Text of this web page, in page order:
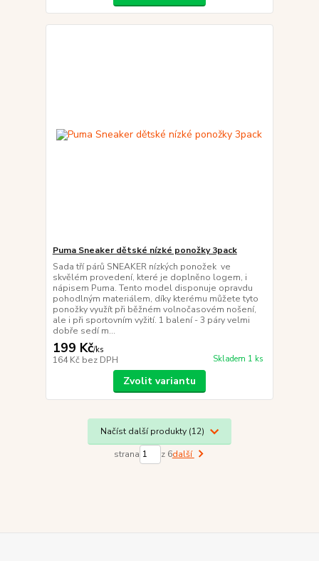
Puma Sneaker dětské nízké ponožky 3pack
Sada tří párů SNEAKER nízkých ponožek ve
skvělém provedení, které je doplněno logem, i
nápisem Puma. Tento model disponuje opravdu
pohodlným materiálem, díky kterému můžete tyto
ponožky využít při běžném volnočasovém nošení,
ale i při sportovním vyžití. 1 balení - 3 páry velmi
dobře sedí m...
199 Kč/ks
164 Kč bez DPH Skladem 1 ks
Zvolit variantu
Načíst další produkty (12)
strana z 6další